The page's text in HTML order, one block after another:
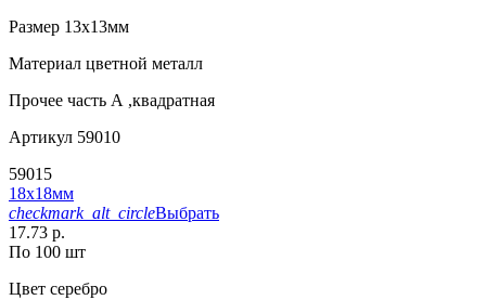
Размер 13х13мм
Материал цветной металл
Прочее часть А ,квадратная
Артикул 59010
59015
18х18мм
checkmark_alt_circleВыбрать
17.73 р.
По 100 шт
Цвет серебро